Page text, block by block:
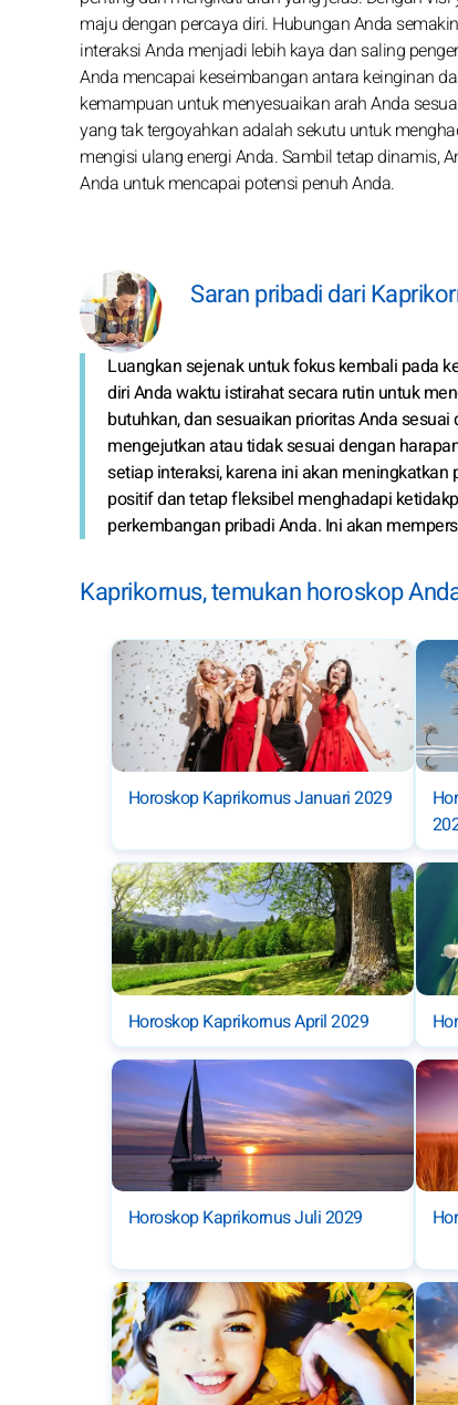
maju dengan percaya diri. Hubungan Anda
interaksi Anda menjadi lebih kaya dan saling
Anda mencapai keseimbangan antara keinginan
kemampuan untuk menyesuaikan arah Anda
yang tak tergoyahkan adalah sekutu untuk
mengisi ulang energi Anda. Sambil tetap dinamis,
Anda untuk mencapai potensi penuh Anda.
Saran pribadi dari
Luangkan sejenak untuk fokus kembali pada
diri Anda waktu istirahat secara rutin untuk
butuhkan, dan sesuaikan prioritas Anda
mengejutkan atau tidak sesuai dengan
setiap interaksi, karena ini akan
positif dan tetap fleksibel menghadapi
perkembangan pribadi Anda. Ini akan
Kaprikornus, temukan horoskop
Horoskop Kaprikornus Januari 2029
Horoskop Kaprikornus April 2029
Horoskop Kaprikornus Juli 2029